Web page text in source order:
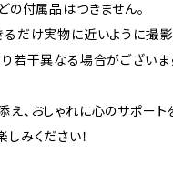
の付属品はつきません。
るだけ実物に近いように撮
若干異なる場合がございま
、おしゃれに心のサポート
みください！